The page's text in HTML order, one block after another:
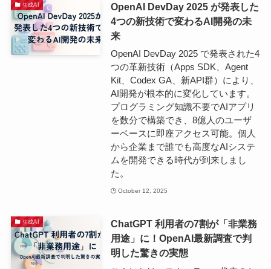
生成AI
OpenAI DevDay 2025 が発表した
4つの新技術で変わるAI開発の未
来
OpenAI DevDay 2025 で発表された4
つの革新技術（Apps SDK、Agent
Kit、Codex GA、新API群）により、
AI開発が根本的に変化しています。
プログラミング知識不要でAIアプリ
を数分で構築でき、8億人のユーザ
ーベースに即座アクセス可能。個人
から企業まで誰でも高度なAIシステ
ムを開発できる時代が到来しまし
た。
October 12, 2025
生成AI
ChatGPT 利用者の7割が「非業務
用途」に！OpenAI最新調査で判
明した驚きの実態